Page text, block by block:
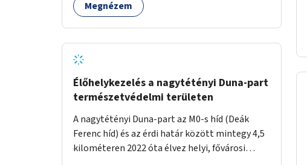
Megnézem
Élőhelykezelés a nagytétényi Duna-part
természetvédelmi területen
A nagytétényi Duna-part az M0-s híd (Deák
Ferenc híd) és az érdi határ között mintegy 4,5
kilométeren 2022 óta élvez helyi, fővárosi